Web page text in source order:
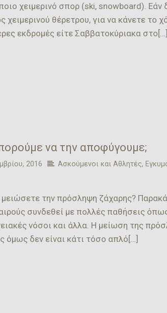
χειμερινό σπορ (ski, snowboard).
θέρετρου, για να κάνετε το
εκδρομές είτε Σαββατοκύριακα στο[…]
να την αποφύγουμε;
2016 Ασκούμενοι και Αθλητές,
μειώσετε την πρόσληψη ζάχαρης?
συνδεθεί με πολλές παθήσεις
νόσοι και άλλα. Η μείωση της
όμως δεν είναι κάτι τόσο απλό[…]